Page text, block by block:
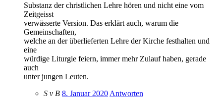
Substanz der christlichen Lehre hören und nicht eine vom
Zeitgeisst
verwässerte Version. Das erklärt auch, warum die
Gemeinschaften,
welche an der überlieferten Lehre der Kirche festhalten und
eine
würdige Liturgie feiern, immer mehr Zulauf haben, gerade
auch
unter jungen Leuten.
S v B 8. Januar 2020 Antworten